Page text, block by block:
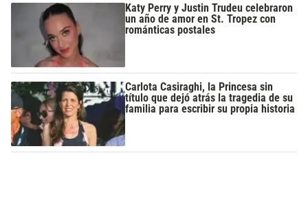
Katy Perry y Justin Trudeu celebraron
un año de amor en St. Tropez con
románticas postales
Carlota Casiraghi, la Princesa sin
título que dejó atrás la tragedia de su
familia para escribir su propia historia